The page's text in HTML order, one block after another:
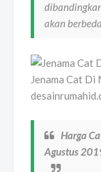
akan berbeda
Jenama Cat Di
Harga
Agustus